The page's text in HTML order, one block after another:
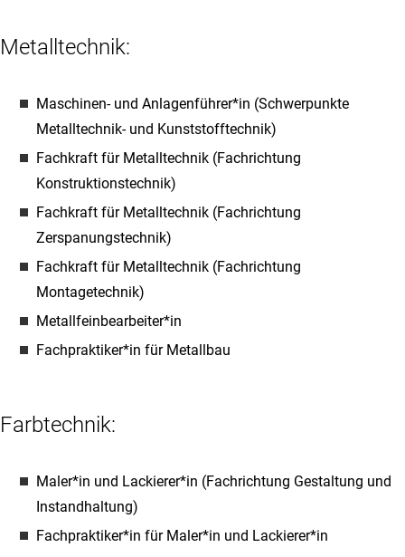
Metalltechnik:
Maschinen- und Anlagenführer*in (Schwerpunkte
Metalltechnik- und Kunststofftechnik)
Fachkraft für Metalltechnik (Fachrichtung
Konstruktionstechnik)
Fachkraft für Metalltechnik (Fachrichtung
Zerspanungstechnik)
Fachkraft für Metalltechnik (Fachrichtung
Montagetechnik)
Metallfeinbearbeiter*in
Fachpraktiker*in für Metallbau
Farbtechnik:
Maler*in und Lackierer*in (Fachrichtung Gestaltung und
Instandhaltung)
Fachpraktiker*in für Maler*in und Lackierer*in